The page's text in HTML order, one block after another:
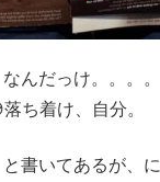
んだっけ。。。
ち着け、自分。
書いてあるが、